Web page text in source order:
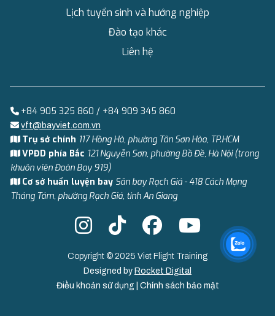
Lịch tuyển sinh và hướng nghiệp
Đào tạo khác
Liên hệ
+84 905 325 860 / +84 909 345 860
vft@bayviet.com.vn
Trụ sở chính 117 Hồng Hà, phường Tân Sơn Hòa, TP.HCM
VPĐD phía Bắc 121 Nguyễn Sơn, phường Bồ Đề, Hà Nội (trong
khuôn viên Đoàn Bay 919)
Cơ sở huấn luyện bay Sân bay Rạch Giá - 418 Cách Mạng
Tháng Tám, phường Rạch Giá, tỉnh An Giang
Copyright © 2025 Viet Flight Training
Designed by Rocket Digital
Điều khoản sử dụng
Chính sách bảo mật